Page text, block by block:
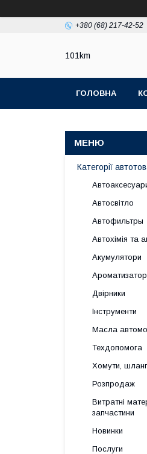
+380 (68) 217-42-52
101km
ГОЛОВНА
Категорії
Автосвітло
Автофильтры
Автохімія та
Акумулятори
Двірники
Інструменти
Масла
Техдопомога
Хомути,
Розпродаж
Витратні
запчастини
Новинки
Послуги